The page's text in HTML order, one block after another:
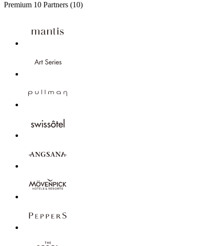
Premium 10 Partners (10)